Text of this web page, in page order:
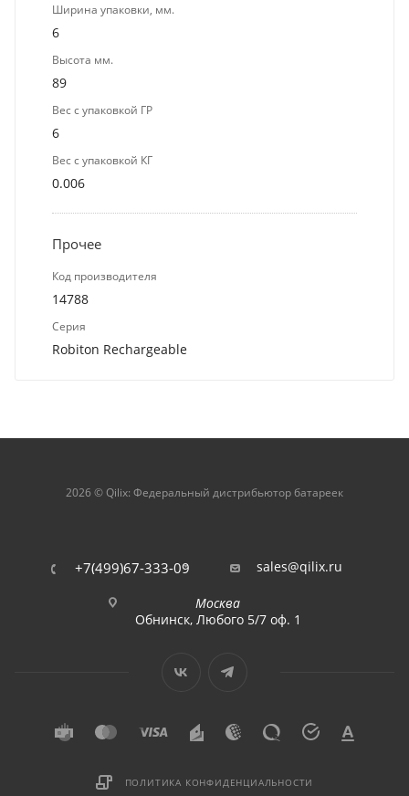
Ширина упаковки, мм.
6
Высота мм.
89
Вес с упаковкой ГР
6
Вес с упаковкой КГ
0.006
Прочее
Код производителя
14788
Серия
Robiton Rechargeable
2026 © Qilix: Федеральный дистрибьютор батареек
+7(499)67-333-09 sales@qilix.ru
Москва
Обнинск, Любого 5/7 оф. 1
ПОЛИТИКА КОНФИДЕНЦИАЛЬНОСТИ